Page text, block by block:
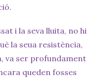
i la seva lluita, no hi
la seua resistència,
va ser profundament
queden fosses